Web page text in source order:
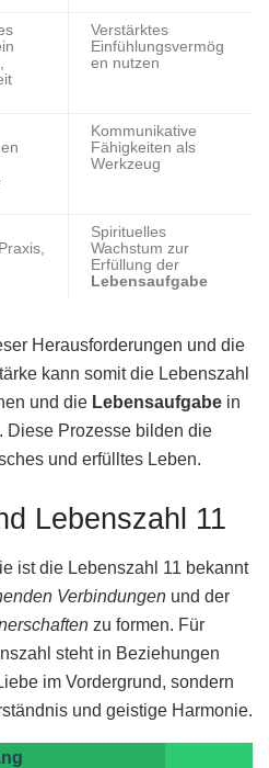
Verstärktes
Einfühlungsvermög
en nutzen
Kommunikative
Fähigkeiten als
Werkzeug
Spirituelles
Wachstum zur
Erfüllung der
Lebensaufgabe
Herausforderungen und die
kann somit die Lebenszahl
und die Lebensaufgabe in
Diese Prozesse bilden die
und erfülltes Leben.
Lebenszahl 11
ist die Lebenszahl 11 bekannt
Verbindungen und der
zu formen. Für
steht in Beziehungen
im Vordergrund, sondern
und geistige Harmonie.